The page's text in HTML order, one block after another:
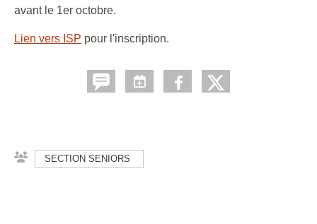
avant le 1er octobre.
Lien vers ISP pour l'inscription.
SECTION SENIORS